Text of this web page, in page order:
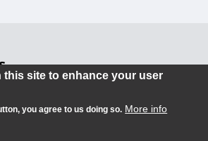
Gestion
2
this site to enhance your user
you agree to us doing so. More info